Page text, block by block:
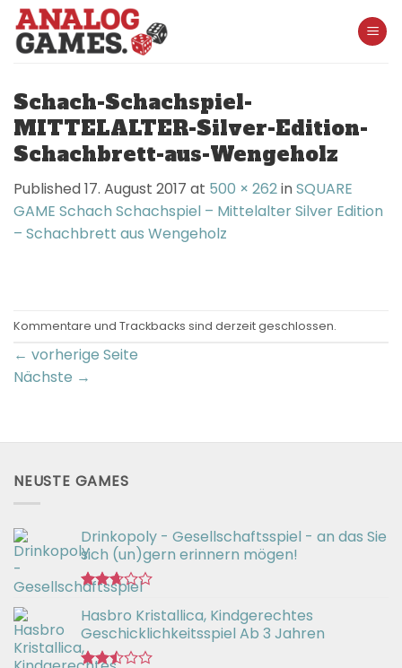
Skip
content
Schach-Schachspiel-
MITTELALTER-Silver-Edition-
Schachbrett-aus-Wengeholz
Published17. August 2017 at 500 × 262inSQUARE
GAME Schach Schachspiel – Mittelalter Silver Edition
– Schachbrett aus Wengeholz
Kommentare und Trackbacks sind derzeit geschlossen.
← vorherige Seite
Nächste →
NEUSTE GAMES
Drinkopoly - Gesellschaftsspiel - an das Sie
sich (un)gern erinnern mögen!
Bewertet
mit
2.67
von 5
Hasbro Kristallica, Kindgerechtes
Geschicklichkeitsspiel Ab 3 Jahren